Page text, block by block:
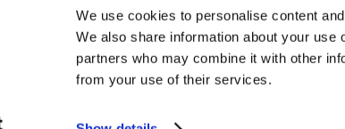
We use cookies to personalise content
We also share information about your
partners who may combine it with other
from your use of their services.
zemits.it
zemits.com
zemits.de
zemits.biz.tr